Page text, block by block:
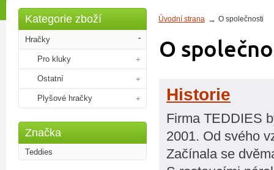
Úvodní strana O společnosti
O
Historie
Firma TEDDIES
2001. Od svého
Začínala se
Kategorie zboží
Hračky
Pro kluky
Ostatní
Plyšové hračky
Značka
Teddies